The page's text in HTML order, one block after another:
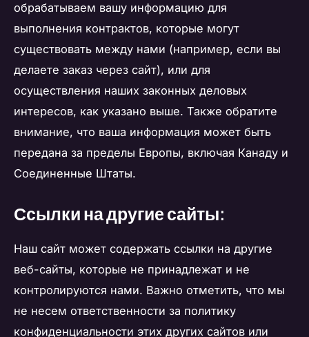
обрабатываем вашу информацию для
выполнения контрактов, которые могут
существовать между нами (например, если вы
делаете заказ через сайт), или для
осуществления наших законных деловых
интересов, как указано выше. Также обратите
внимание, что ваша информация может быть
передана за пределы Европы, включая Канаду и
Соединенные Штаты.
Ссылки на другие сайты:
Наш сайт может содержать ссылки на другие
веб-сайты, которые не принадлежат и не
контролируются нами. Важно отметить, что мы
не несем ответственности за политику
конфиденциальности этих других сайтов или